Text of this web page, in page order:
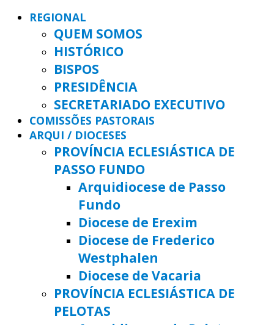
REGIONAL
QUEM SOMOS
HISTÓRICO
BISPOS
PRESIDÊNCIA
SECRETARIADO EXECUTIVO
COMISSÕES PASTORAIS
ARQUI / DIOCESES
PROVÍNCIA ECLESIÁSTICA DE
PASSO FUNDO
Arquidiocese de Passo
Fundo
Diocese de Erexim
Diocese de Frederico
Westphalen
Diocese de Vacaria
PROVÍNCIA ECLESIÁSTICA DE
PELOTAS